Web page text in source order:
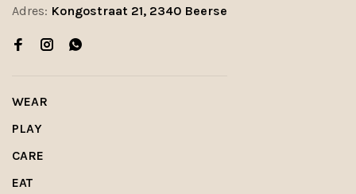
Adres: Kongostraat 21, 2340 Beerse
WEAR
PLAY
CARE
EAT